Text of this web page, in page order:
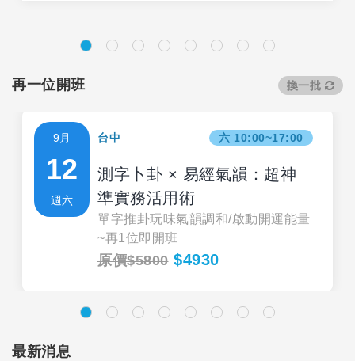
再一位開班 換一批
9月
12
週六
台中 六 10:00~17:00
測字卜卦 × 易經氣韻：超神
準實務活用術
單字推卦玩味氣韻調和/啟動開運能量
~再1位即開班
原價$5800$4930
最新消息